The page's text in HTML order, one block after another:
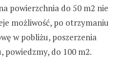
powierzchnia do 50 m2 nie
możliwość, po otrzymaniu
w pobliżu, poszerzenia
do 100 m2.